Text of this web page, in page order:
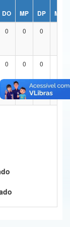
DO MP DP
ME/
0 0 0
0 0 0
0 0 0